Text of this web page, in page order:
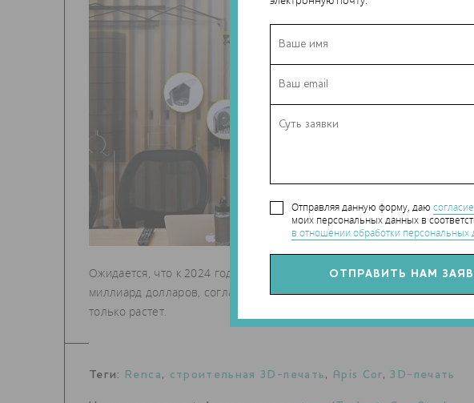
Отправляя данную форму, даю согласие
моих персональных данных в
в отношении обработки персональных
Ожидается, что к 2024 году объем мирового рынка цемента и
миллиард долларов, согласно отчету Transparency Market Research.
только растет.
Теги: Renca , строительная 3D-печать , Apis Сor,3D-печать